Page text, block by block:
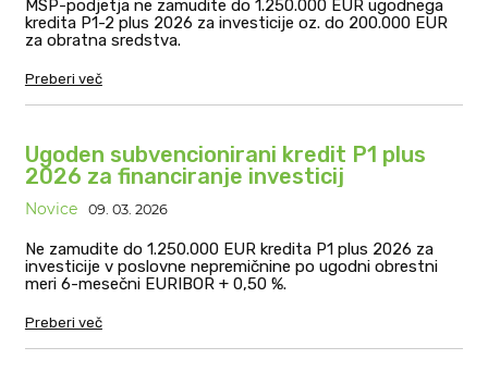
MSP-podjetja ne zamudite do 1.250.000 EUR ugodnega
kredita P1-2 plus 2026 za investicije oz. do 200.000 EUR
za obratna sredstva.
Preberi več
Ugoden subvencionirani kredit P1 plus
2026 za financiranje investicij
Novice 09. 03. 2026
Ne zamudite do 1.250.000 EUR kredita P1 plus 2026 za
investicije v poslovne nepremičnine po ugodni obrestni
meri 6-mesečni EURIBOR + 0,50 %.
Preberi več